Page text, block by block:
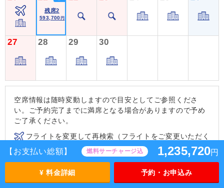
【お支払い総額】 燃料サーチャージ込 1,235,720円
¥ 料金詳細 予約・お申込み
残席2
593,700 円
27 28 29 30
空席情報は随時変動しますので目安としてご参照くださ
い。ご予約完了までに満席となる場合がありますので予め
ご了承ください。
フライトを変更して再検索（フライトをご変更いただく
ことで、ご要望の条件に近いツアーをお探しいただけま
す。）
ホテルを変更して再検索（ホテルをご変更いただくくこ
とで、ご要望の条件に近いツアーをお探しいただけま